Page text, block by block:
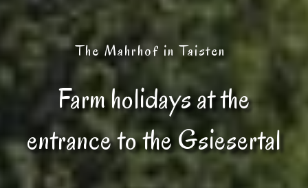
The Mahrhof in Taisten
Farm holidays at the
entrance to the Gsiesertal